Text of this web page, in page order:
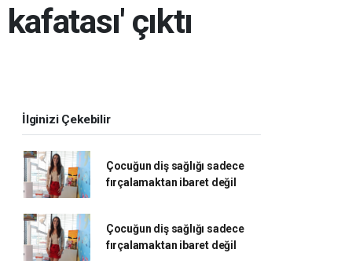
çıktı
İlginizi Çekebilir
Çocuğun diş sağlığı sadece
fırçalamaktan ibaret değil
Çocuğun diş sağlığı sadece
fırçalamaktan ibaret değil